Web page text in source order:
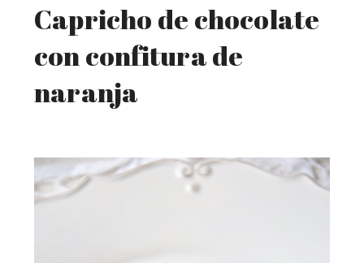
Capricho de chocolate
con confitura de
naranja